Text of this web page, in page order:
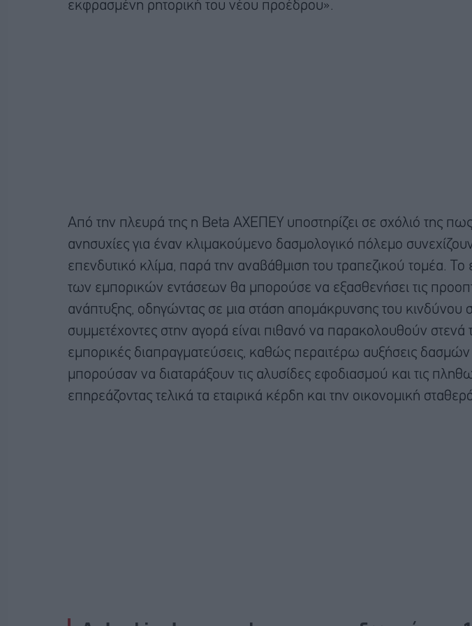
εκφρασμένη ρητορική του νέου προέδρου».
Από την πλευρά της η Beta ΑΧΕΠΕΥ υποστηρίζει σε σχόλιό της
ανησυχίες για έναν κλιμακούμενο δασμολογικό πόλεμο
επενδυτικό κλίμα, παρά την αναβάθμιση του τραπεζικού τομέα.
των εμπορικών εντάσεων θα μπορούσε να εξασθενήσει τις
ανάπτυξης, οδηγώντας σε μια στάση απομάκρυνσης του κινδύνου
συμμετέχοντες στην αγορά είναι πιθανό να παρακολουθούν στενά
εμπορικές διαπραγματεύσεις, καθώς περαιτέρω αυξήσεις δασμών
μπορούσαν να διαταράξουν τις αλυσίδες εφοδιασμού και τις
επηρεάζοντας τελικά τα εταιρικά κέρδη και την οικονομική